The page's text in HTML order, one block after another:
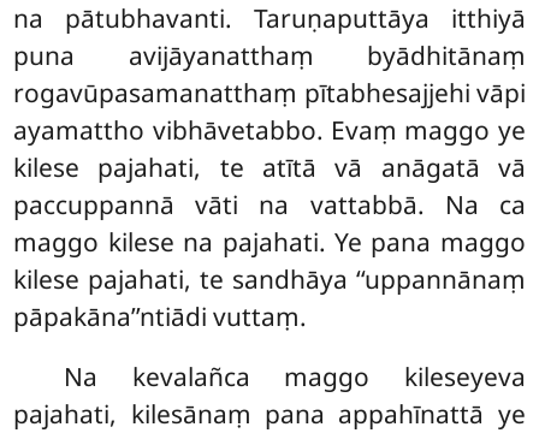
na pātubhavanti. Taruṇaputtāya itthiyā
puna avijāyanatthaṃ byādhitānaṃ
rogavūpasamanatthaṃ pītabhesajjehi vāpi
ayamattho vibhāvetabbo. Evaṃ maggo ye
kilese pajahati, te atītā vā anāgatā vā
paccuppannā vāti na vattabbā. Na ca
maggo kilese na pajahati. Ye pana maggo
kilese pajahati, te sandhāya ‘‘uppannānaṃ
pāpakāna’’ntiādi vuttaṃ.
Na kevalañca maggo kileseyeva
pajahati, kilesānaṃ pana appahīnattā ye